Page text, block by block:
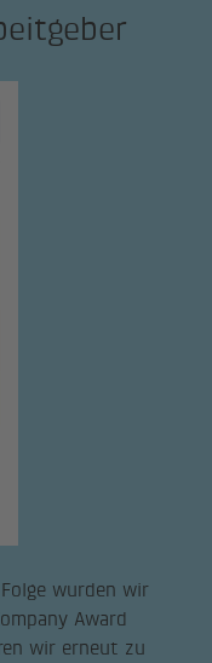
wurden wir
Award
wir erneut zu